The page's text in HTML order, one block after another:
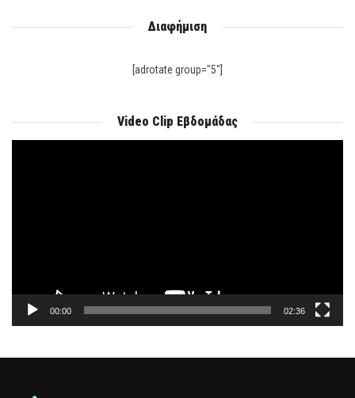
Διαφήμιση
[adrotate group="5"]
Video Clip Εβδομάδας
00:00 02:36